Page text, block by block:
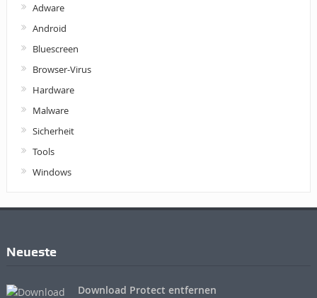
Adware
Android
Bluescreen
Browser-Virus
Hardware
Malware
Sicherheit
Tools
Windows
Neueste
Download Protect entfernen